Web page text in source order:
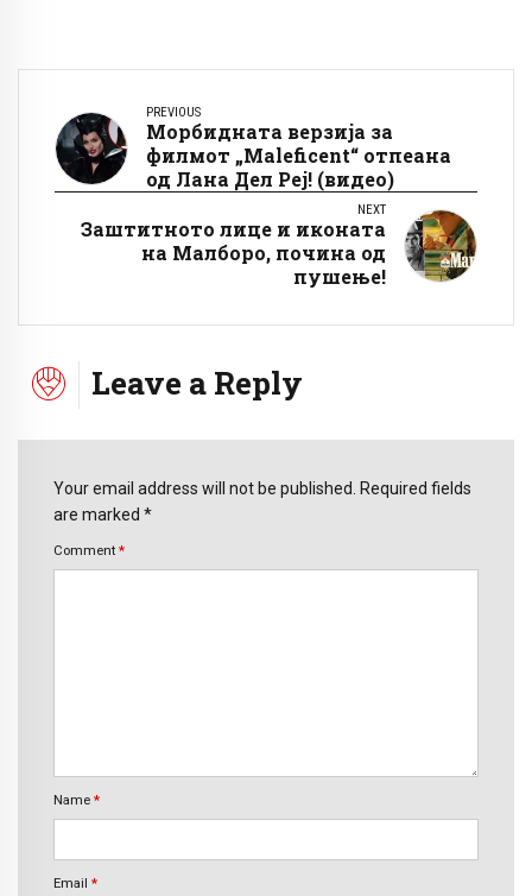
PREVIOUS
Морбидната верзија за
филмот „Maleficent“ отпеана
од Лана Дел Реј! (видео)
NEXT
Заштитното лице и иконата
на Малборо, почина од
пушење!
Leave a Reply
Your email address will not be published. Required fields
are marked *
Comment *
Name *
Email *